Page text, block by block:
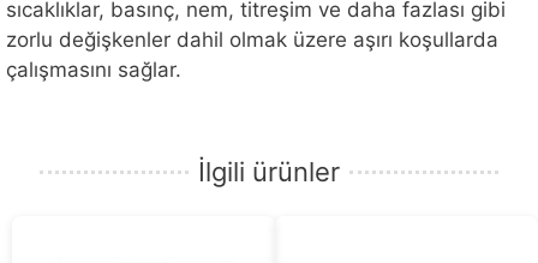
sıcaklıklar, basınç, nem, titreşim ve daha fazlası gibi
zorlu değişkenler dahil olmak üzere aşırı koşullarda
çalışmasını sağlar.
İlgili ürünler